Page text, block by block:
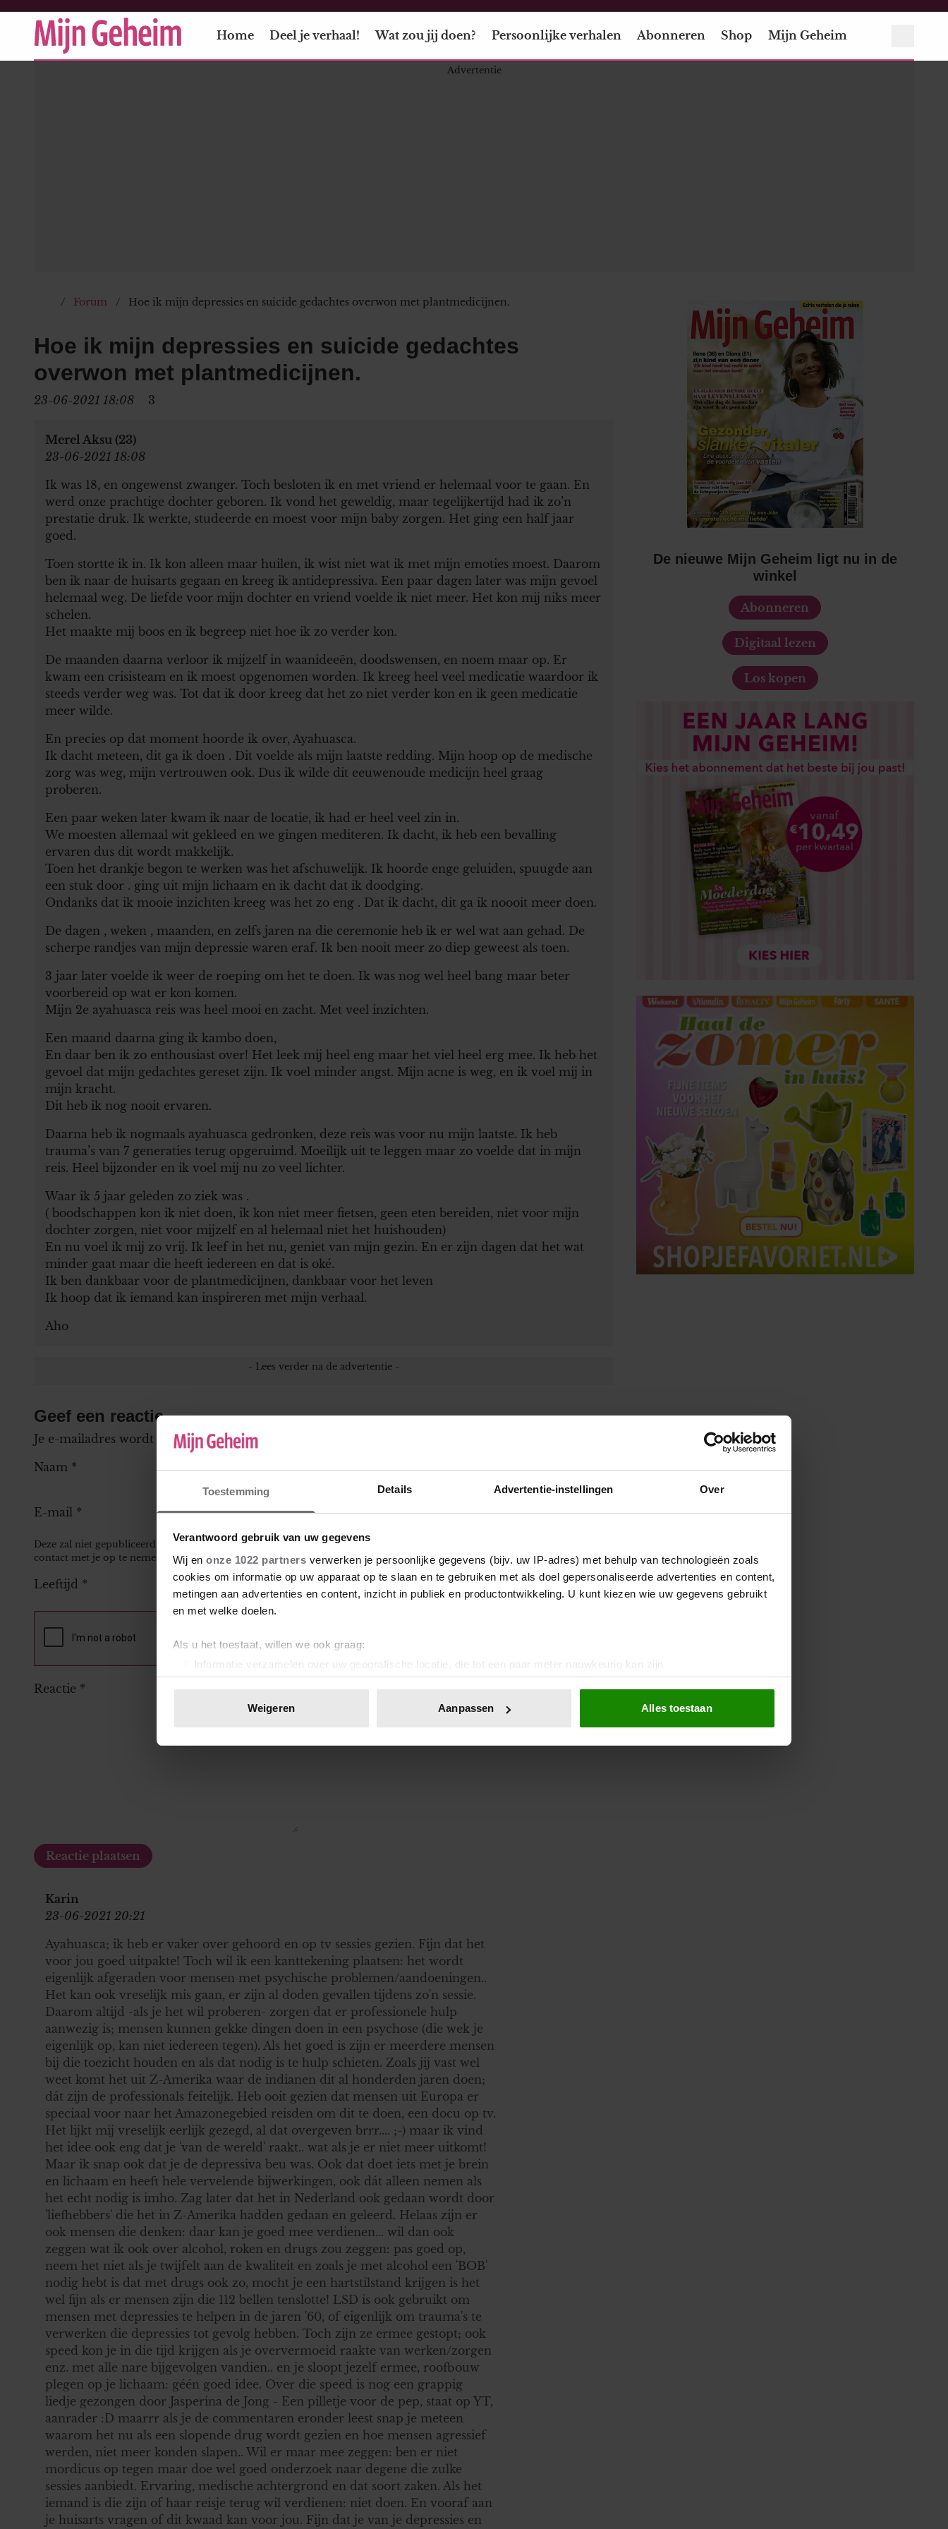
Toestemming Details Advertentie-instellingen Over
Verantwoord gebruik van uw gegevens
Wij en onze 1022 partners verwerken je persoonlijke gegevens (bijv. uw IP-adres) met behulp van technologieën zoals
cookies om informatie op uw apparaat op te slaan en te gebruiken met als doel gepersonaliseerde advertenties en content,
metingen aan advertenties en content, inzicht in publiek en productontwikkeling. U kunt kiezen wie uw gegevens gebruikt
en met welke doelen.
Als u het toestaat, willen we ook graag:
Informatie verzamelen over uw geografische locatie, die tot een paar meter nauwkeurig kan zijn
Uw apparaat identificeren door het actief te scannen op specifieke eigenschappen (fingerprinting)
toestemming op elk moment wijzigen of intrekken in de Cookieverklaring.
Weigeren Aanpassen Alles toestaan
Home Deel je verhaal! Wat zou jij doen? Persoonlijke verhalen Abonneren Shop Mijn Geheim
Forum Hoe ik mijn depressies en suicide gedachtes overwon met plantmedicijnen.
Hoe ik mijn depressies en suicide gedachtes
overwon met plantmedicijnen.
23-06-2021 18:08 3
Merel Aksu (23)
23-06-2021 18:08
Ik was 18, en ongewenst zwanger. Toch besloten ik en met vriend er helemaal voor te gaan. En
werd onze prachtige dochter geboren. Ik vond het geweldig, maar tegelijkertijd had ik zo’n
prestatie druk. Ik werkte, studeerde en moest voor mijn baby zorgen. Het ging een half jaar
goed.
Toen stortte ik in. Ik kon alleen maar huilen, ik wist niet wat ik met mijn emoties moest. Daarom
ben ik naar de huisarts gegaan en kreeg ik antidepressiva. Een paar dagen later was mijn gevoel
helemaal weg. De liefde voor mijn dochter en vriend voelde ik niet meer. Het kon mij niks meer
schelen.
Het maakte mij boos en ik begreep niet hoe ik zo verder kon.
De maanden daarna verloor ik mijzelf in waanideeën, doodswensen, en noem maar op. Er
kwam een crisisteam en ik moest opgenomen worden. Ik kreeg heel veel medicatie waardoor ik
steeds verder weg was. Tot dat ik door kreeg dat het zo niet verder kon en ik geen medicatie
meer wilde.
En precies op dat moment hoorde ik over, Ayahuasca.
Ik dacht meteen, dit ga ik doen . Dit voelde als mijn laatste redding. Mijn hoop op de medische
zorg was weg, mijn vertrouwen ook. Dus ik wilde dit eeuwenoude medicijn heel graag
proberen.
Een paar weken later kwam ik naar de locatie, ik had er heel veel zin in.
We moesten allemaal wit gekleed en we gingen mediteren. Ik dacht, ik heb een bevalling
ervaren dus dit wordt makkelijk.
Toen het drankje begon te werken was het afschuwelijk. Ik hoorde enge geluiden, spuugde aan
een stuk door . ging uit mijn lichaam en ik dacht dat ik doodging.
Ondanks dat ik mooie inzichten kreeg was het zo eng . Dat ik dacht, dit ga ik noooit meer doen.
De dagen , weken , maanden, en zelfs jaren na die ceremonie heb ik er wel wat aan gehad. De
scherpe randjes van mijn depressie waren eraf. Ik ben nooit meer zo diep geweest als toen.
3 jaar later voelde ik weer de roeping om het te doen. Ik was nog wel heel bang maar beter
voorbereid op wat er kon komen.
Mijn 2e ayahuasca reis was heel mooi en zacht. Met veel inzichten.
Een maand daarna ging ik kambo doen,
En daar ben ik zo enthousiast over! Het leek mij heel eng maar het viel heel erg mee. Ik heb het
gevoel dat mijn gedachtes gereset zijn. Ik voel minder angst. Mijn acne is weg, en ik voel mij in
mijn kracht.
Dit heb ik nog nooit ervaren.
Daarna heb ik nogmaals ayahuasca gedronken, deze reis was voor nu mijn laatste. Ik heb
trauma’s van 7 generaties terug opgeruimd. Moeilijk uit te leggen maar zo voelde dat in mijn
reis. Heel bijzonder en ik voel mij nu zo veel lichter.
Waar ik 5 jaar geleden zo ziek was .
( boodschappen kon ik niet doen, ik kon niet meer fietsen, geen eten bereiden, niet voor mijn
dochter zorgen, niet voor mijzelf en al helemaal niet het huishouden)
En nu voel ik mij zo vrij. Ik leef in het nu, geniet van mijn gezin. En er zijn dagen dat het wat
minder gaat maar die heeft iedereen en dat is oké.
Ik ben dankbaar voor de plantmedicijnen, dankbaar voor het leven
Ik hoop dat ik iemand kan inspireren met mijn verhaal.
Aho
Geef een reactie
Je e-mailadres wordt niet gepubliceerd.
Naam *
E-mail *
Deze zal niet gepubliceerd worden bij je reactie, maar kan worden gebruikt door de redactie om
contact met je op te nemen.
Leeftijd *
Reactie *
Karin
23-06-2021 20:21
Ayahuasca; ik heb er vaker over gehoord en op tv sessies gezien. Fijn dat het
voor jou goed uitpakte! Toch wil ik een kanttekening plaatsen: het wordt
eigenlijk afgeraden voor mensen met psychische problemen/aandoeningen..
Het kan ook vreselijk mis gaan, er zijn al doden gevallen tijdens zo'n sessie.
Daarom altijd -als je het wil proberen- zorgen dat er professionele hulp
aanwezig is; mensen kunnen gekke dingen doen in een psychose (die wek je
eigenlijk op, kan niet iedereen tegen). Als het goed is zijn er meerdere mensen
bij die toezicht houden en als dat nodig is te hulp schieten. Zoals jij vast wel
weet komt het uit Z-Amerika waar de indianen dit al honderden jaren doen;
dát zijn de professionals feitelijk. Heb ooit gezien dat mensen uit Europa er
speciaal voor naar het Amazonegebied reisden om dit te doen, een docu op tv.
Het lijkt mij vreselijk eerlijk gezegd, al dat overgeven brrr.... ;-) maar ik vind
het idee ook eng dat je 'van de wereld' raakt.. wat als je er niet meer uitkomt!
Maar ik snap ook dat je de depressiva beu was. Ook dat doet iets met je brein
en lichaam en heeft hele vervelende bijwerkingen, ook dát alleen nemen als
het echt nodig is imho. Zag later dat het in Nederland ook gedaan wordt door
'liefhebbers' die het in Z-Amerika hadden gedaan en geleerd. Helaas zijn er
ook mensen die denken: daar kan je goed mee verdienen... wil dan ook
zeggen wat ik ook over alcohol, roken en drugs zou zeggen: pas goed op,
neem het niet als je twijfelt aan de kwaliteit en zoals je met alcohol een 'BOB'
nodig hebt is dat met drugs ook zo, mocht je een hartstilstand krijgen is het
wel fijn als er mensen zijn die 112 bellen tenslotte! LSD is ook gebruikt om
mensen met depressies te helpen in de jaren '60, of eigenlijk om trauma's te
verwerken die depressies tot gevolg hebben. Toch zijn ze ermee gestopt; ook
speed kon je in die tijd krijgen als je oververmoeid raakte van werken/zorgen
enz. met alle nare bijgevolgen vandien.. en je sloopt jezelf ermee, roofbouw
plegen op je lichaam: géén goed idee. Over die speed is nog een grappig
liedje gezongen door Jasperina de Jong - Een pilletje voor de pep, staat op YT,
aanrader :D maarrr als je de commentaren eronder leest snap je meteen
waarom het nu als een slopende drug wordt gezien en hoe mensen agressief
werden, niet meer konden slapen.. Wil er maar mee zeggen: ben er niet
mordicus op tegen maar doe wel goed onderzoek naar degene die zulke
sessies aanbiedt. Ervaring, medische achtergrond en dat soort zaken. Als het
iemand is die zijn of haar reisje terug wil verdienen: niet doen. En vooraf aan
je huisarts vragen of dit kwaad kan voor jou. Fijn dat je van je depressies en
De nieuwe Mijn Geheim ligt nu in de
winkel
Abonneren
Digitaal lezen
Los kopen